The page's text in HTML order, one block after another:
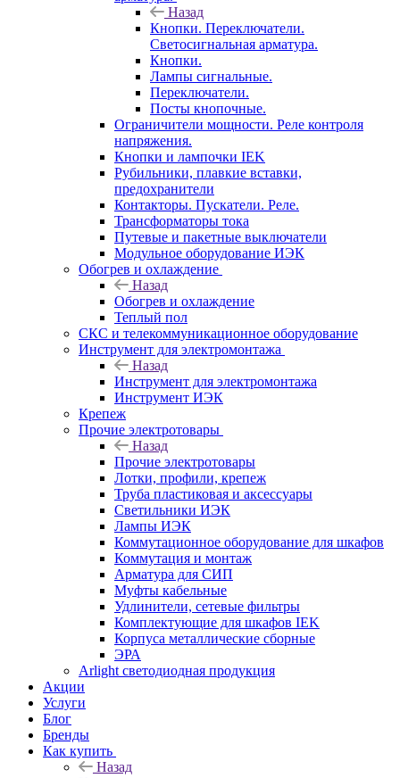
Назад
Кнопки. Переключатели.
Светосигнальная арматура.
Кнопки.
Лампы сигнальные.
Переключатели.
Посты кнопочные.
Ограничители мощности. Реле контроля
напряжения.
Кнопки и лампочки IEK
Рубильники, плавкие вставки,
предохранители
Контакторы. Пускатели. Реле.
Трансформаторы тока
Путевые и пакетные выключатели
Модульное оборудование ИЭК
Обогрев и охлаждение
Назад
Обогрев и охлаждение
Теплый пол
СКС и телекоммуникационное оборудование
Инструмент для электромонтажа
Назад
Инструмент для электромонтажа
Инструмент ИЭК
Крепеж
Прочие электротовары
Назад
Прочие электротовары
Лотки, профили, крепеж
Труба пластиковая и аксессуары
Светильники ИЭК
Лампы ИЭК
Коммутационное оборудование для шкафов
Коммутация и монтаж
Арматура для СИП
Муфты кабельные
Удлинители, сетевые фильтры
Комплектующие для шкафов IEK
Корпуса металлические сборные
ЭРА
Arlight светодиодная продукция
Акции
Услуги
Блог
Бренды
Как купить
Назад